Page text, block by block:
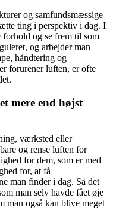
og samfundsmæssige
ting i perspektiv i dag. I
og se frem til som
og arbejder man
håndtering og
forurener luften, er ofte
mere end højst
værksted eller
og rense luften for
for dem, som er med
for, at få
man finder i dag. Så det
man selv havde fået øje
man også kan blive meget